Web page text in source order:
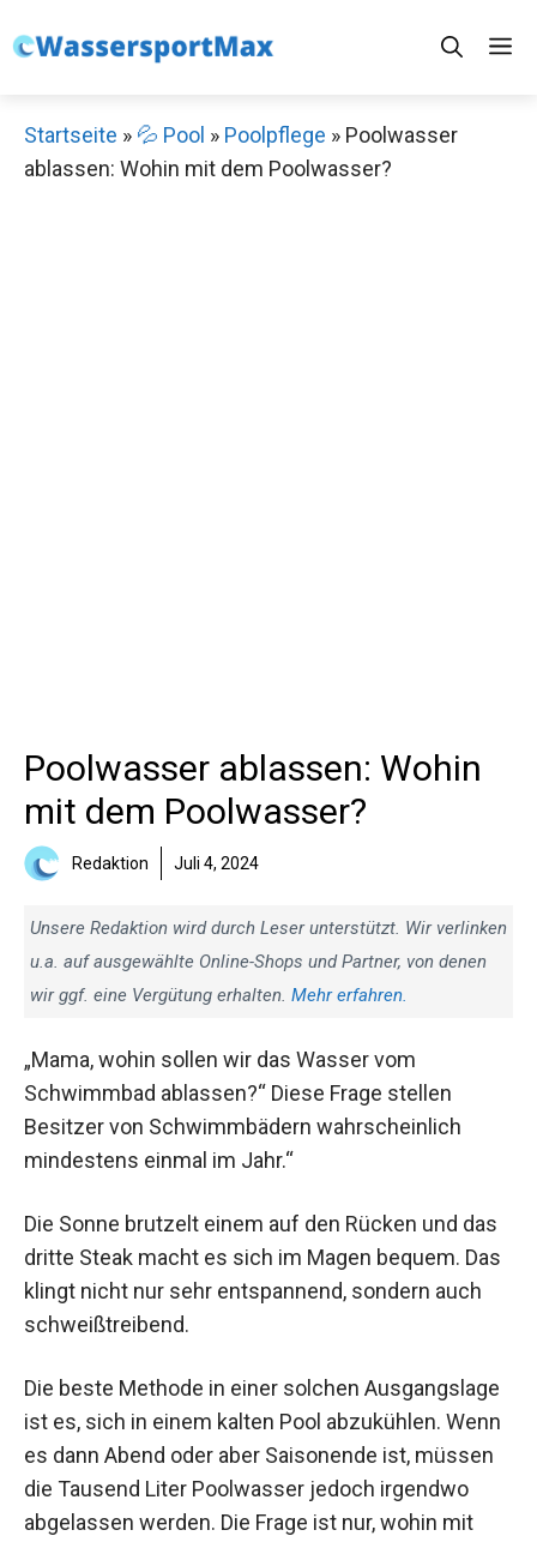
Inhalt
Startseite » 💦 Pool » Poolpflege » Poolwasser
ablassen: Wohin mit dem Poolwasser?
Poolwasser ablassen: Wohin
mit dem Poolwasser?
Redaktion Juli 4, 2024
Unsere Redaktion wird durch Leser unterstützt. Wir verlinken
u.a. auf ausgewählte Online-Shops und Partner, von denen
wir ggf. eine Vergütung erhalten. Mehr erfahren.
„Mama, wohin sollen wir das Wasser vom
Schwimmbad ablassen?“ Diese Frage stellen
Besitzer von Schwimmbädern wahrscheinlich
mindestens einmal im Jahr.“
Die Sonne brutzelt einem auf den Rücken und das
dritte Steak macht es sich im Magen bequem. Das
klingt nicht nur sehr entspannend, sondern auch
schweißtreibend.
Die beste Methode in einer solchen Ausgangslage
ist es, sich in einem kalten Pool abzukühlen. Wenn
es dann Abend oder aber Saisonende ist, müssen
die Tausend Liter Poolwasser jedoch irgendwo
abgelassen werden. Die Frage ist nur, wohin mit